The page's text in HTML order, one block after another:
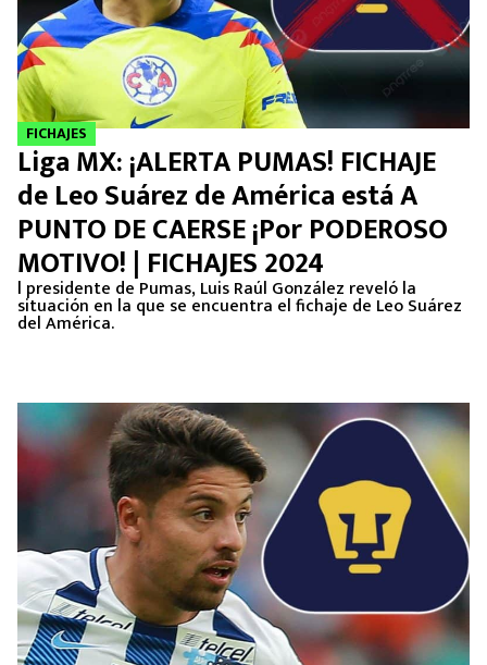
FICHAJES
Liga MX: ¡ALERTA PUMAS! FICHAJE
de Leo Suárez de América está A
PUNTO DE CAERSE ¡Por PODEROSO
MOTIVO! | FICHAJES 2024
l presidente de Pumas, Luis Raúl González reveló la
situación en la que se encuentra el fichaje de Leo Suárez
del América.